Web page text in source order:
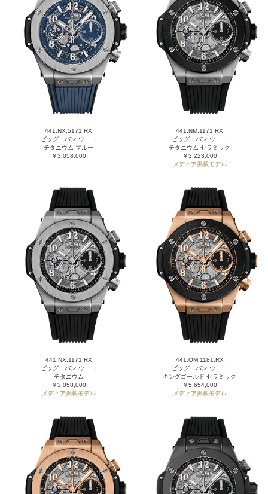
441.NX.5171.RX
ビッグ・バン ウニコ
チタニウム ブルー
￥3,058,000
441.NM.1171.RX
ビッグ・バン ウニコ
チタニウム セラミック
￥3,223,000
メディア掲載モデル
441.NX.1171.RX
ビッグ・バン ウニコ
チタニウム
￥3,058,000
メディア掲載モデル
441.OM.1181.RX
ビッグ・バン ウニコ
キングゴールド セラミック
￥5,654,000
メディア掲載モデル